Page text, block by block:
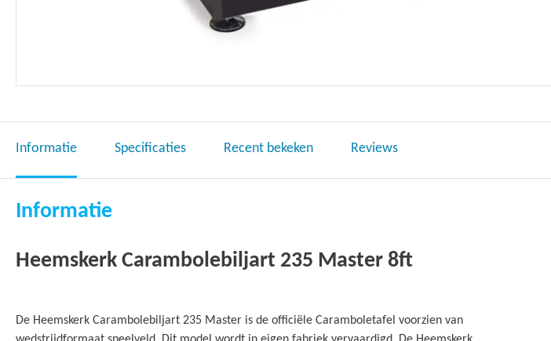
het
de
afbeeldingen-
Informatie Specificaties Recent bekeken Reviews
Informatie
Heemskerk Carambolebiljart 235 Master 8ft
De Heemskerk Carambolebiljart 235 Master is de officiële Caramboletafel voorzien van